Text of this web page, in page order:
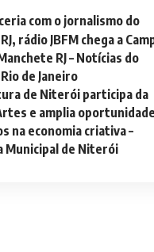
com o jornalismo do
rádio JBFM chega a
RJ – Notícias do
de Janeiro
de Niterói participa da
e amplia
na economia criativa –
de Niterói